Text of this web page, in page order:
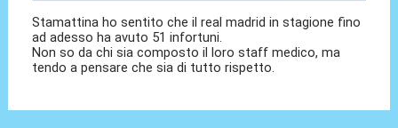
Stamattina ho sentito che il real madrid in stagione fino
ad adesso ha avuto 51 infortuni.
Non so da chi sia composto il loro staff medico, ma
tendo a pensare che sia di tutto rispetto.